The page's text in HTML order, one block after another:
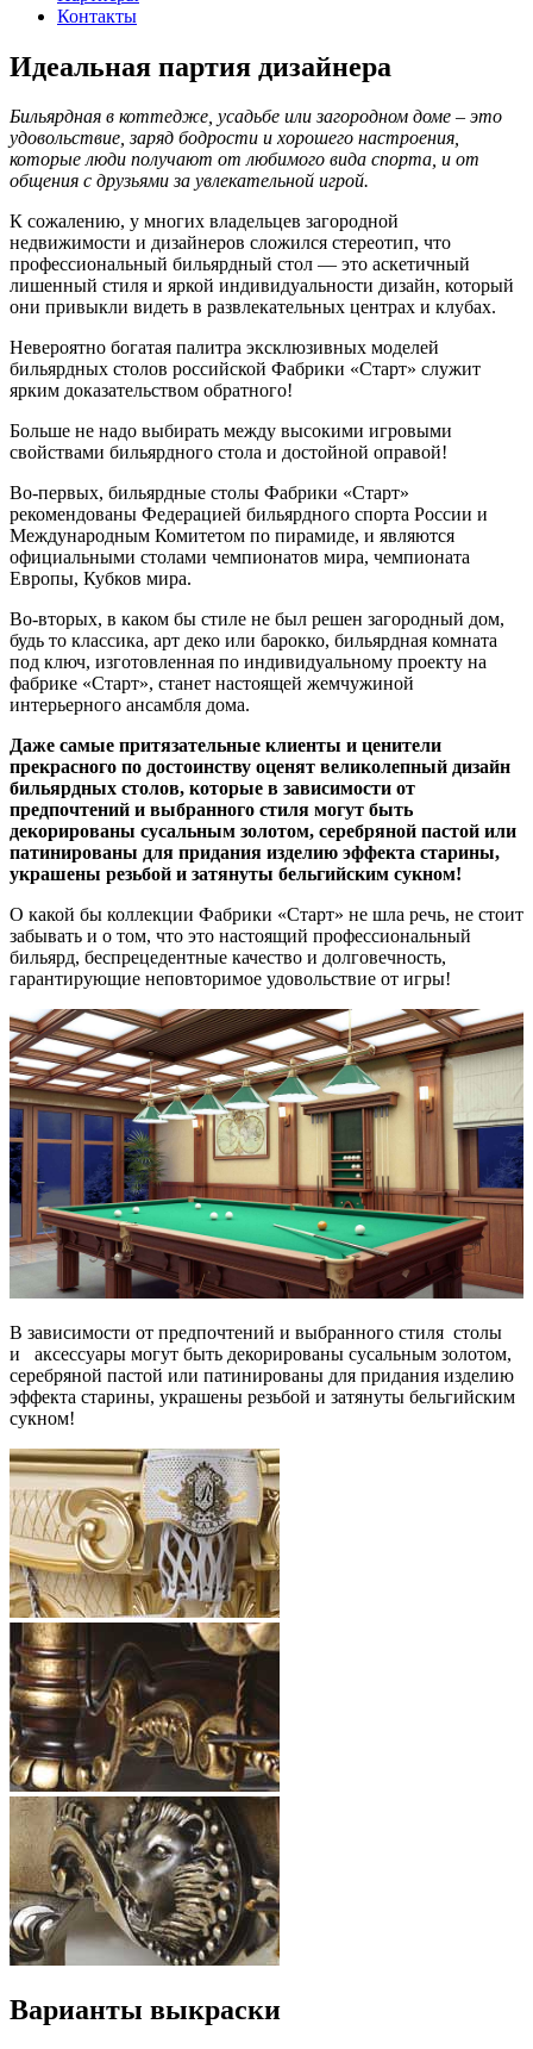
Контакты
Идеальная партия дизайнера
Бильярдная в коттедже, усадьбе или загородном доме – это
удовольствие, заряд бодрости и хорошего настроения,
которые люди получают от любимого вида спорта, и от
общения с друзьями за увлекательной игрой.
К сожалению, у многих владельцев загородной
недвижимости и дизайнеров сложился стереотип, что
профессиональный бильярдный стол — это аскетичный
лишенный стиля и яркой индивидуальности дизайн, который
они привыкли видеть в развлекательных центрах и клубах.
Невероятно богатая палитра эксклюзивных моделей
бильярдных столов российской Фабрики «Старт» служит
ярким доказательством обратного!
Больше не надо выбирать между высокими игровыми
свойствами бильярдного стола и достойной оправой!
Во-первых, бильярдные столы Фабрики «Старт»
рекомендованы Федерацией бильярдного спорта России и
Международным Комитетом по пирамиде, и являются
официальными столами чемпионатов мира, чемпионата
Европы, Кубков мира.
Во-вторых, в каком бы стиле не был решен загородный дом,
будь то классика, арт деко или барокко, бильярдная комната
под ключ, изготовленная по индивидуальному проекту на
фабрике «Старт», станет настоящей жемчужиной
интерьерного ансамбля дома.
Даже самые притязательные клиенты и ценители
прекрасного по достоинству оценят великолепный дизайн
бильярдных столов, которые в зависимости от
предпочтений и выбранного стиля могут быть
декорированы сусальным золотом, серебряной пастой или
патинированы для придания изделию эффекта старины,
украшены резьбой и затянуты бельгийским сукном!
О какой бы коллекции Фабрики «Старт» не шла речь, не стоит
забывать и о том, что это настоящий профессиональный
бильярд, беспрецедентные качество и долговечность,
гарантирующие неповторимое удовольствие от игры!
В зависимости от предпочтений и выбранного стиля столы
и аксессуары могут быть декорированы сусальным золотом,
серебряной пастой или патинированы для придания изделию
эффекта старины, украшены резьбой и затянуты бельгийским
сукном!
Варианты выкраски